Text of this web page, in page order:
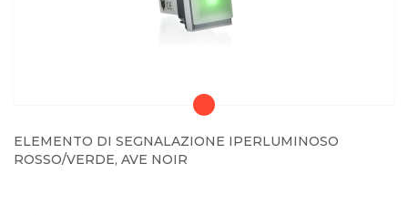
ELEMENTO DI SEGNALAZIONE IPERLUMINOSO
ROSSO/VERDE, AVE NOIR